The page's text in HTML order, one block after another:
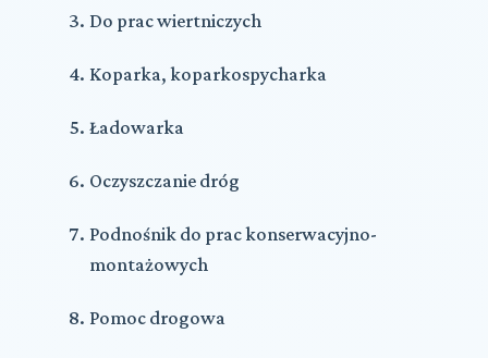
Do prac wiertniczych
Koparka, koparkospycharka
Ładowarka
Oczyszczanie dróg
Podnośnik do prac konserwacyjno-
montażowych
Pomoc drogowa